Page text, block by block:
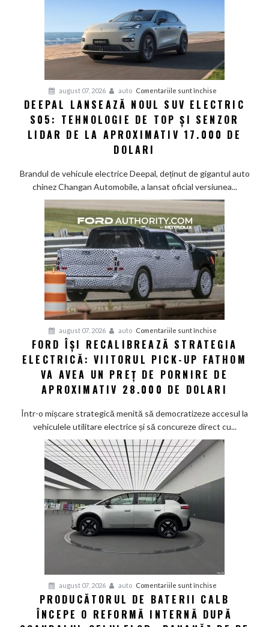
august 07, 2026 auto Comentariile sunt închise
Deepal
lansează
noul
senzor
LiDAR
de
la
aproximativ
17.000
de
DEEPAL LANSEAZĂ NOUL SUV ELECTRIC
S05: TEHNOLOGIE DE TOP ȘI SENZOR
LIDAR DE LA APROXIMATIV 17.000 DE
DOLARI
Brandul de vehicule electrice Deepal, deținut de gigantul auto
chinez Changan Automobile, a lansat oficial versiunea...
august 07, 2026 auto Comentariile sunt închise
Ford
își
recalibrează
electrică:
dolari
FORD ÎȘI RECALIBREAZĂ STRATEGIA
ELECTRICĂ: VIITORUL PICK-UP FATHOM
VA AVEA UN PREȚ DE PORNIRE DE
APROXIMATIV 28.000 DE DOLARI
Într-o mișcare strategică menită să democratizeze accesul la
vehiculele utilitare electrice și să concureze direct cu...
august 07, 2026 auto Comentariile sunt închise
Producătorul
de
baterii
PRODUCĂTORUL DE BATERII CALB
ÎNCEPE O REFORMĂ INTERNĂ DUPĂ